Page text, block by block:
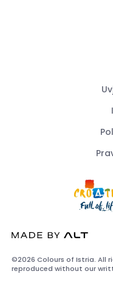
©2026 Colours of Istria. All
reproduced without our